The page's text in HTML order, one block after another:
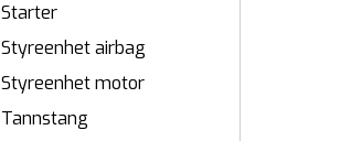
Starter
Styreenhet airbag
Styreenhet motor
Tannstang